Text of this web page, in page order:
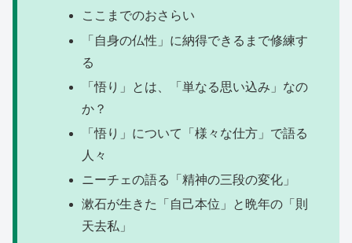
ここまでのおさらい
「自身の仏性」に納得できるまで修練す
る
「悟り」とは、「単なる思い込み」なの
か？
「悟り」について「様々な仕方」で語る
人々
ニーチェの語る「精神の三段の変化」
漱石が生きた「自己本位」と晩年の「則
天去私」